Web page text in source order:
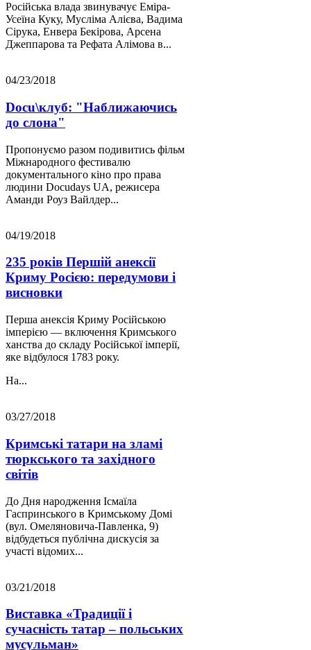
Російська влада звинувачує Еміра-
Усеїна Куку, Мусліма Алієва, Вадима
Сірука, Енвера Бекірова, Арсена
Джеппарова та Рефата Алімова в...
04/23/2018
Docu\клуб: "Наближаючись
до слона"
Пропонуємо разом подивитись фільм
Міжнародного фестивалю
документального кіно про права
людини Docudays UA, режисера
Аманди Роуз Вайлдер...
04/19/2018
235 років Першій анексії
Криму Росією: передумови і
висновки
Перша анексія Криму Російською
імперією — включення Кримського
ханства до складу Російської імперії,
яке відбулося 1783 року.
На...
03/27/2018
Кримські татари на зламі
тюркського та західного
світів
До Дня народження Ісмаїла
Гаспринського в Кримському Домі
(вул. Омеляновича-Павленка, 9)
відбудеться публічна дискусія за
участі відомих...
03/21/2018
Виставка «Традиції і
сучасність татар – польських
мусульман»